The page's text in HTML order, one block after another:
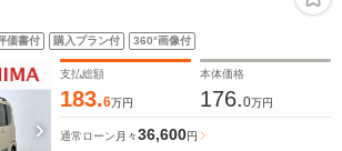
価書付 購入プラン付 360°画像付
支払総額
183.6万円
本体価格
176.0万円
通常ローン 月々36,600円